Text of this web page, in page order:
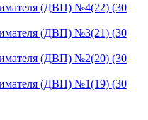
(ДВП) №4(22) (30
(ДВП) №3(21) (30
(ДВП) №2(20) (30
(ДВП) №1(19) (30